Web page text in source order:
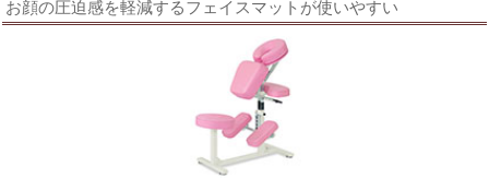
お顔の圧迫感を軽減するフェイスマットが使いやすい